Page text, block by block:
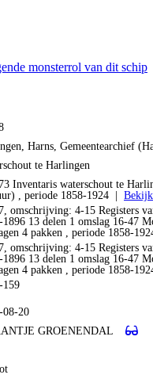
monsterrol van dit schip
Harns, Gemeentearchief
te Harlingen
Inventaris waterschout te
, periode 1858-1924 |
omschrijving: 4-15 Registers
1896 13 delen 1 omslag 16-47
4 pakken , periode 1858-
omschrijving: 4-15 Registers
1896 13 delen 1 omslag 16-47
4 pakken , periode 1858-
159
08-20
GROENENDAL